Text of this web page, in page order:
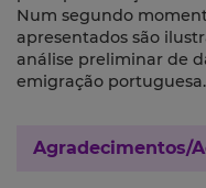
Num segundo
apresentados são
análise preliminar de
emigração portuguesa.
Agradecimentos/